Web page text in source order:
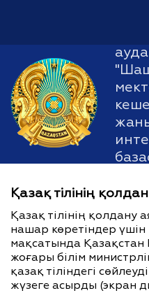
Қазақ тілінің
Қазақ тілінің қолдану
нашар көретіндер
мақсатында
жоғары білім
қазақ тіліндегі
жүзеге асырды (экран